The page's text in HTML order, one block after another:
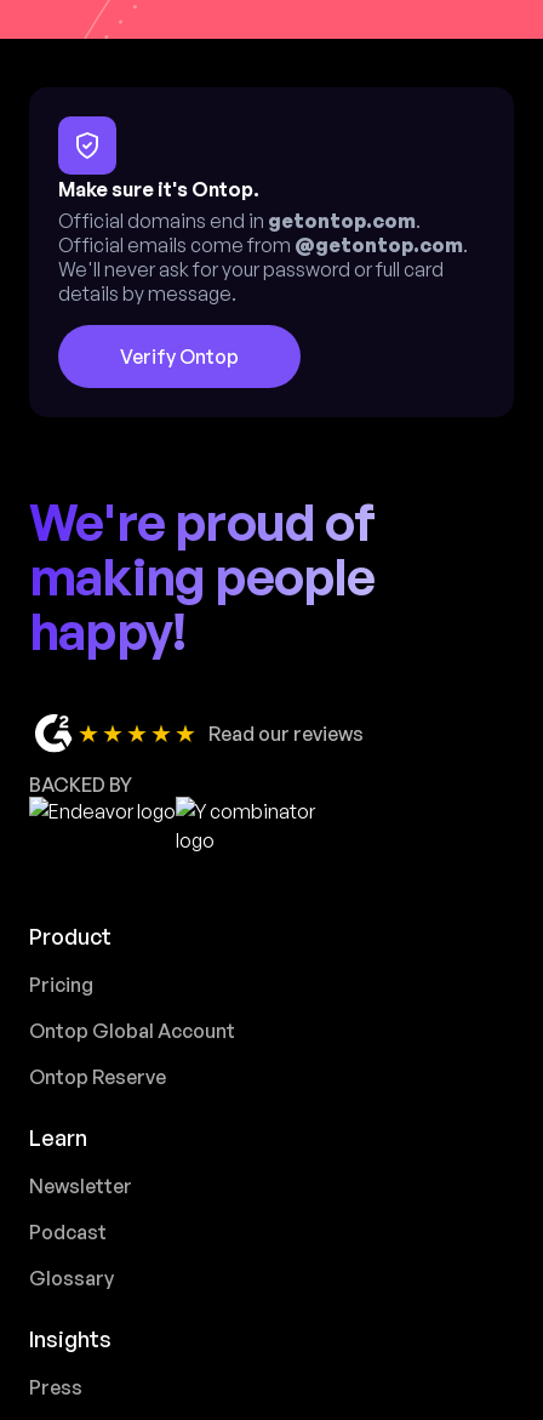
Make sure it's Ontop.
Official domains end in getontop.com.
Official emails come from @getontop.com.
We'll never ask for your password or full card
details by message.
Verify Ontop
We're proud of
making people
happy!
★★★★★ Read our reviews
BACKED BY
Product
Pricing
Ontop Global Account
Ontop Reserve
Learn
Newsletter
Podcast
Glossary
Insights
Press